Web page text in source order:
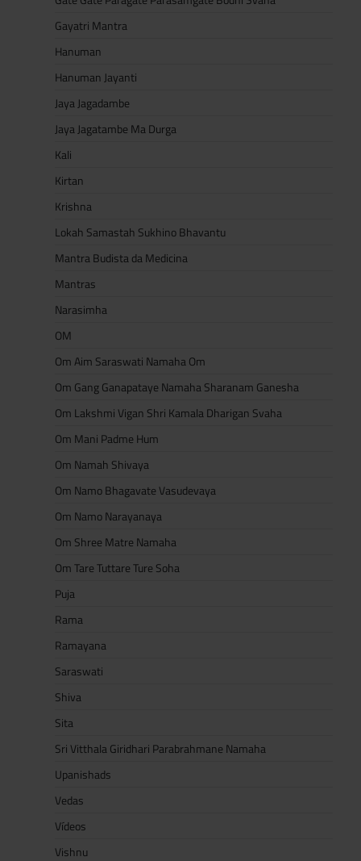
Gayatri Mantra
Hanuman
Hanuman Jayanti
Jaya Jagadambe
Jaya Jagatambe Ma Durga
Kali
Kirtan
Krishna
Lokah Samastah Sukhino Bhavantu
Mantra Budista da Medicina
Mantras
Narasimha
OM
Om Aim Saraswati Namaha Om
Om Gang Ganapataye Namaha Sharanam Ganesha
Om Lakshmi Vigan Shri Kamala Dharigan Svaha
Om Mani Padme Hum
Om Namah Shivaya
Om Namo Bhagavate Vasudevaya
Om Namo Narayanaya
Om Shree Matre Namaha
Om Tare Tuttare Ture Soha
Puja
Rama
Ramayana
Saraswati
Shiva
Sita
Sri Vitthala Giridhari Parabrahmane Namaha
Upanishads
Vedas
Vídeos
Vishnu